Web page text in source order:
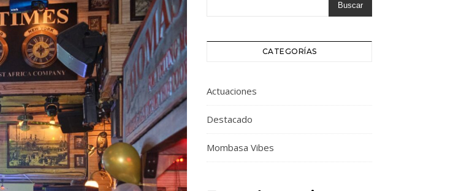
Buscar
CATEGORÍAS
Actuaciones
Destacado
Mombasa Vibes